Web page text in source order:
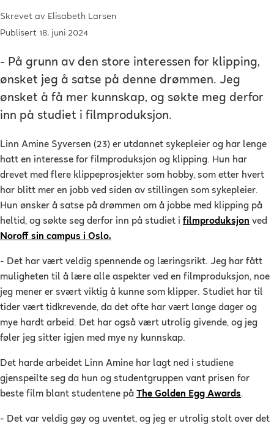
Skrevet av Elisabeth Larsen
Publisert 18. juni 2024
- På grunn av den store interessen for klipping,
ønsket jeg å satse på denne drømmen. Jeg
ønsket å få mer kunnskap, og søkte meg derfor
inn på studiet i filmproduksjon.
Linn Amine Syversen (23) er utdannet sykepleier og har lenge
hatt en interesse for filmproduksjon og klipping. Hun har
drevet med flere klippeprosjekter som hobby, som etter hvert
har blitt mer en jobb ved siden av stillingen som sykepleier.
Hun ønsker å satse på drømmen om å jobbe med klipping på
heltid, og søkte seg derfor inn på studiet i filmproduksjon ved
Noroff sin campus i Oslo.
- Det har vært veldig spennende og læringsrikt. Jeg har fått
muligheten til å lære alle aspekter ved en filmproduksjon, noe
jeg mener er svært viktig å kunne som klipper. Studiet har til
tider vært tidkrevende, da det ofte har vært lange dager og
mye hardt arbeid. Det har også vært utrolig givende, og jeg
føler jeg sitter igjen med mye ny kunnskap.
Det harde arbeidet Linn Amine har lagt ned i studiene
gjenspeilte seg da hun og studentgruppen vant prisen for
beste film blant studentene på The Golden Egg Awards.
- Det var veldig gøy og uventet, og jeg er utrolig stolt over det